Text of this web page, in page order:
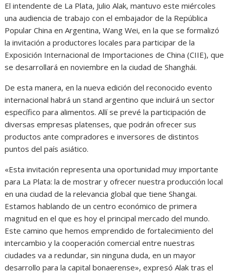
El intendente de La Plata, Julio Alak, mantuvo este miércoles
una audiencia de trabajo con el embajador de la República
Popular China en Argentina, Wang Wei, en la que se formalizó
la invitación a productores locales para participar de la
Exposición Internacional de Importaciones de China (CIIE), que
se desarrollará en noviembre en la ciudad de Shanghái.
De esta manera, en la nueva edición del reconocido evento
internacional habrá un stand argentino que incluirá un sector
específico para alimentos. Allí se prevé la participación de
diversas empresas platenses, que podrán ofrecer sus
productos ante compradores e inversores de distintos
puntos del país asiático.
«Esta invitación representa una oportunidad muy importante
para La Plata: la de mostrar y ofrecer nuestra producción local
en una ciudad de la relevancia global que tiene Shangai.
Estamos hablando de un centro económico de primera
magnitud en el que es hoy el principal mercado del mundo.
Este camino que hemos emprendido de fortalecimiento del
intercambio y la cooperación comercial entre nuestras
ciudades va a redundar, sin ninguna duda, en un mayor
desarrollo para la capital bonaerense», expresó Alak tras el